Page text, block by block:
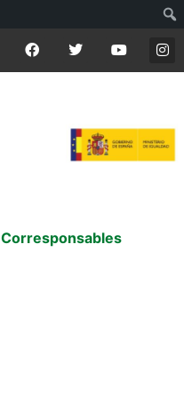
Corresponsables